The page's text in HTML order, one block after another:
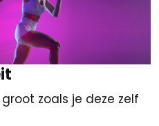
zoals je deze zelf